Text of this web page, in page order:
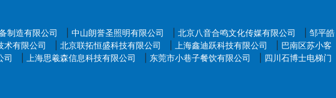
制造有限公司 中山朗誉圣照明有限公司 北京八音合鸣文化传媒有限公司
邹平皓
术有限公司 北京联拓恒盛科技有限公司 上海鑫迪跃科技有限公司
巴南区苏小客
司 上海思羲森信息科技有限公司 东莞市小巷子餐饮有限公司
四川石博士电梯门